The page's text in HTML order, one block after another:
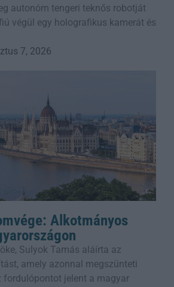
autonóm tengeri teknős robotját
végül egy holografikus kamerát és
7, 2026
Alkotmányos
Sulyok Tamás aláírta az
amely azonnal megszünteti
fordulópontot jelent a magyar